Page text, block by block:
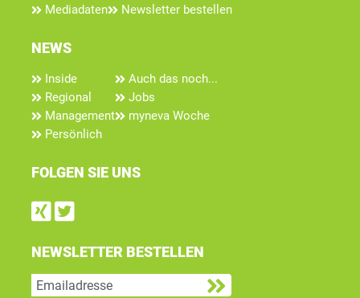
Mediadaten
Newsletter bestellen
NEWS
Inside
Regional
Management
Persönlich
Auch das noch...
Jobs
myneva Woche
FOLGEN SIE UNS
Find us on Xing
Follow us on Twitter
NEWSLETTER BESTELLEN